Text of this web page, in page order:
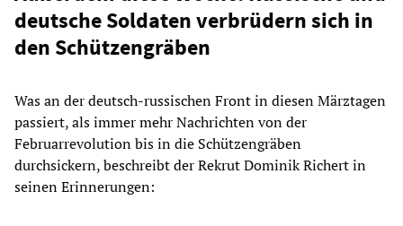
deutsche Soldaten verbrüdern sich in
den Schützengräben
Was an der deutsch-russischen Front in diesen Märztagen
passiert, als immer mehr Nachrichten von der
Februarrevolution bis in die Schützengräben
durchsickern, beschreibt der Rekrut Dominik Richert in
seinen Erinnerungen: